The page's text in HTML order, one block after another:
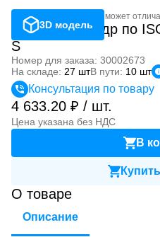
3D модель
Фотография может
Пневмоцилиндр по
S
Номер для заказа: 30002673
На складе: 27 штВ пути: 10 шт
Консультация по товару
4 633.20 ₽ / шт.
Цена указана без НДС
В
О товаре
Описание